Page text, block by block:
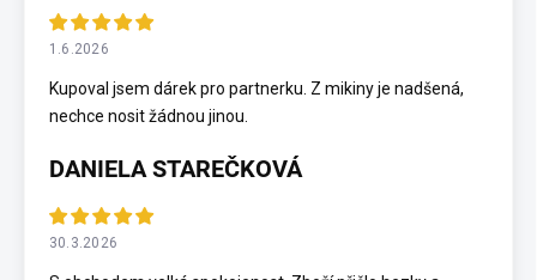
1.6.2026
Kupoval jsem dárek pro partnerku. Z mikiny je nadšená,
nechce nosit žádnou jinou.
DANIELA STAREČKOVÁ
30.3.2026